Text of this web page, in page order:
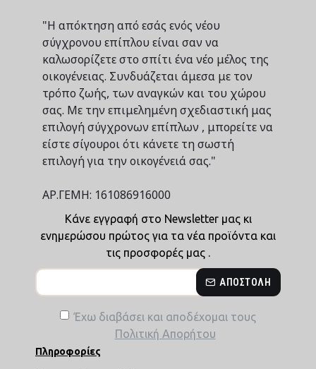
"Η απόκτηση από εσάς ενός νέου
σύγχρονου επίπλου είναι σαν να
καλωσορίζετε στο σπίτι ένα νέο μέλος της
οικογένειας. Συνδυάζεται άμεσα με τον
τρόπο ζωής, των αναγκών και του χώρου
σας. Με την επιμελημένη σχεδιαστική μας
επιλογή σύγχρονων επίπλων , μπορείτε να
είστε σίγουροι ότι κάνετε τη σωστή
επιλογή για την οικογένειά σας."
ΑΡ.ΓΕΜΗ: 161086916000
Κάνε εγγραφή στο Newsletter μας κι
ενημερώσου πρώτος για τα νέα προϊόντα και
τις προσφορές μας .
ΑΠΟΣΤΟΛΉ
Έχω διαβάσει και αποδέχομαι τους
Πολιτική Απορήτου
Πληροφορίες